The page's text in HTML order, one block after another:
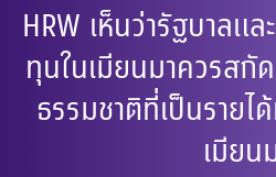
HRW เห็นว่ารัฐบาลแ
ทุนในเมียนมาควรสกั
ธรรมชาติที่เป็นราย
เมียน